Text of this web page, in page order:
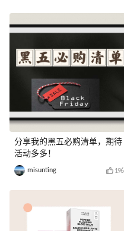
分享我的黑五必购清单，期待
活动多多！
misunting 196